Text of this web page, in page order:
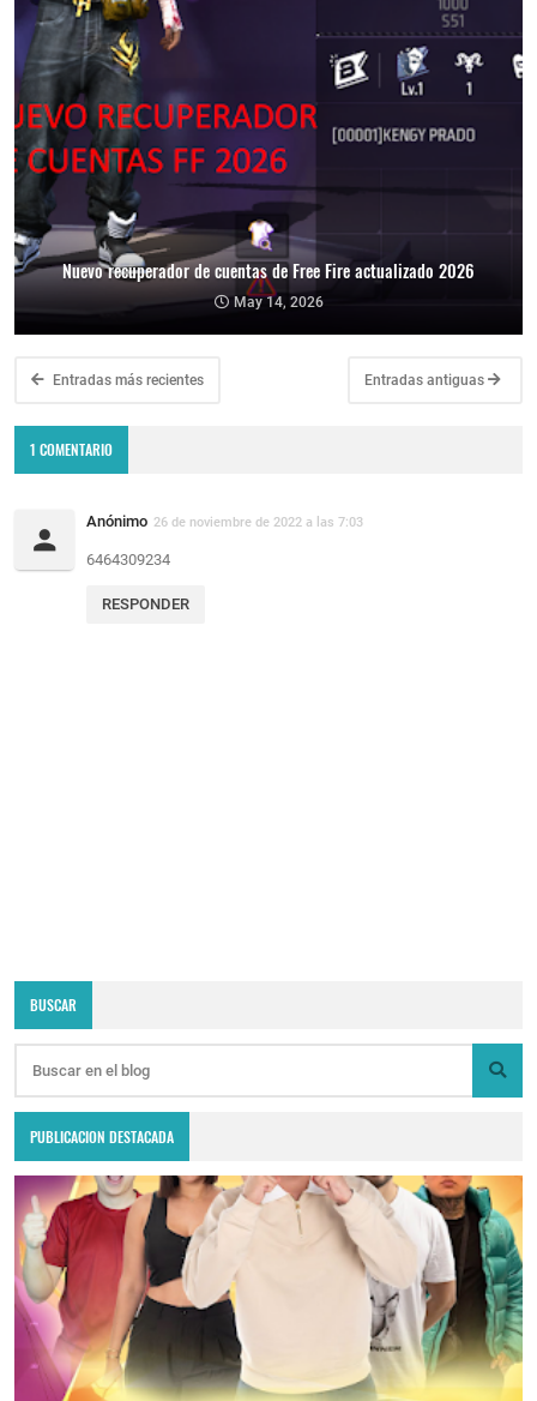
Nuevo recuperador de cuentas de Free Fire actualizado 2026
May 14, 2026
Entradas más recientes Entradas antiguas
1 COMENTARIO
Anónimo 26 de noviembre de 2022 a las 7:03
6464309234
RESPONDER
BUSCAR
PUBLICACION DESTACADA